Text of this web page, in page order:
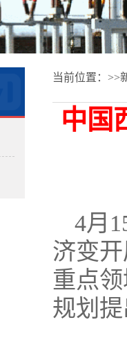
当前位置：>>
中国
4月
济变
重点
规划